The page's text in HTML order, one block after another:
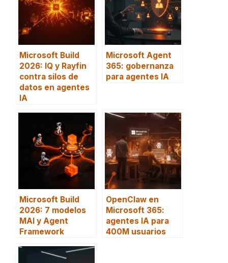
Microsoft Build
2026: IQ y Rayfin
contra silos de
datos en agentes
IA
Microsoft Agent
365: gobernanza
para agentes IA
Microsoft Build
2026: 7 modelos
MAI y Agent
Framework
OpenClaw en
Microsoft 365:
agentes IA para
400M usuarios